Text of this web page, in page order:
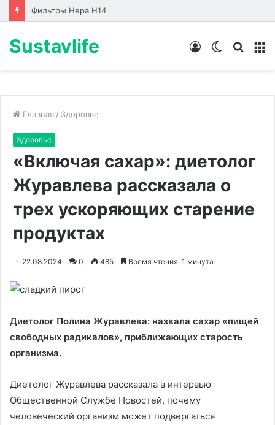
Лабораторные стенды по направлениям
Sustavlife
Switch
Войти
Главная / Здоровье
Здоровье
«Включая сахар»: диетолог
Журавлева рассказала о
трех ускоряющих старение
продуктах
22.08.2024 0 485 Время чтения: 1 минута
Диетолог Полина Журавлева: назвала сахар «пищей
свободных радикалов», приближающих старость
организма.
Диетолог Журавлева рассказала в интервью
Общественной Службе Новостей, почему
человеческий организм может подвергаться